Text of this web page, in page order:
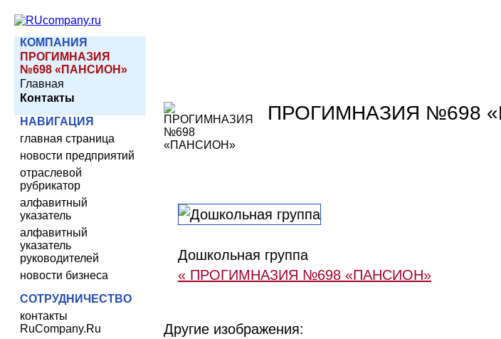
КОМПАНИЯ
ПРОГИМНАЗИЯ
№698 «ПАНСИОН»
Главная
Контакты
НАВИГАЦИЯ
главная страница
новости предприятий
отраслевой
рубрикатор
алфавитный
указатель
алфавитный
указатель
руководителей
новости бизнеса
СОТРУДНИЧЕСТВО
контакты
RuCompany.Ru
ПРОГИМНАЗИЯ №698
Дошкольная группа
« ПРОГИМНАЗИЯ №698 «ПАНСИОН»
Другие изображения: